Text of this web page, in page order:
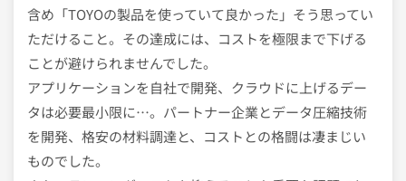
含め「TOYOの製品を使っていて良かった」そう思ってい
ただけること。その達成には、コストを極限まで下げる
ことが避けられませんでした。
アプリケーションを自社で開発、クラウドに上げるデー
タは必要最小限に…。パートナー企業とデータ圧縮技術
を開発、格安の材料調達と、コストとの格闘は凄まじい
ものでした。